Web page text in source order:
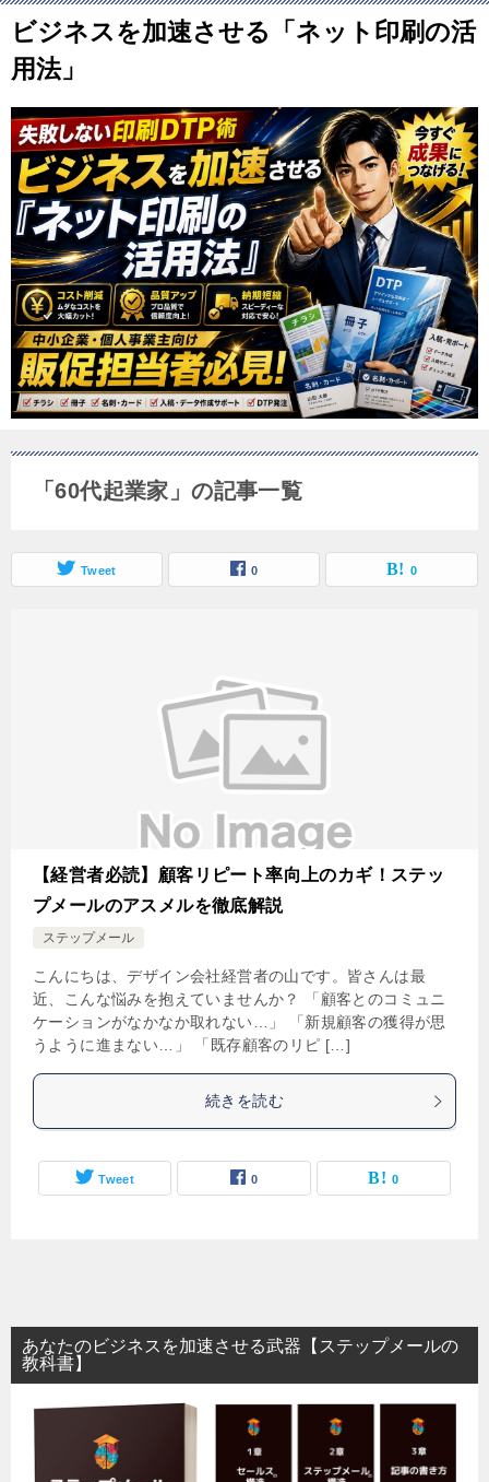
ビジネスを加速させる「ネット印刷の活
用法」
「60代起業家」の記事一覧
Tweet 0 0
【経営者必読】顧客リピート率向上のカギ！ステッ
プメールのアスメルを徹底解説
ステップメール
こんにちは、デザイン会社経営者の山です。皆さんは最
近、こんな悩みを抱えていませんか？ 「顧客とのコミュニ
ケーションがなかなか取れない…」 「新規顧客の獲得が思
うように進まない…」 「既存顧客のリピ […]
続きを読む
Tweet 0 0
あなたのビジネスを加速させる武器【ステップメールの
教科書】